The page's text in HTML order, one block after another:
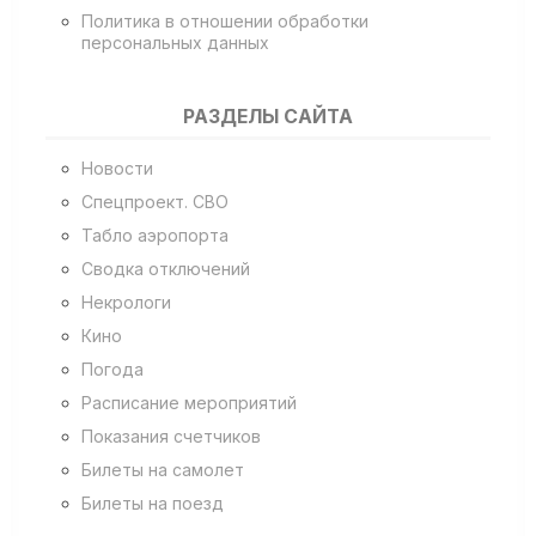
Политика в отношении обработки
персональных данных
РАЗДЕЛЫ САЙТА
Новости
Спецпроект. СВО
Табло аэропорта
Сводка отключений
Некрологи
Кино
Погода
Расписание мероприятий
Показания счетчиков
Билеты на самолет
Билеты на поезд